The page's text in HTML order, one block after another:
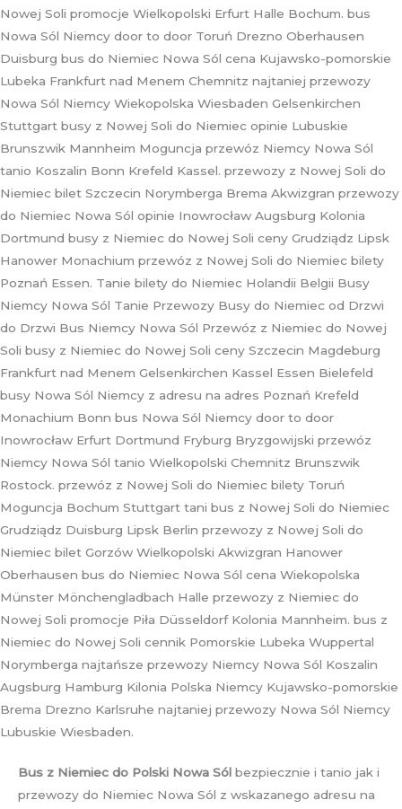
Nowej Soli promocje Wielkopolski Erfurt Halle Bochum. bus
Nowa Sól Niemcy door to door Toruń Drezno Oberhausen
Duisburg bus do Niemiec Nowa Sól cena Kujawsko-pomorskie
Lubeka Frankfurt nad Menem Chemnitz najtaniej przewozy
Nowa Sól Niemcy Wiekopolska Wiesbaden Gelsenkirchen
Stuttgart busy z Nowej Soli do Niemiec opinie Lubuskie
Brunszwik Mannheim Moguncja przewóz Niemcy Nowa Sól
tanio Koszalin Bonn Krefeld Kassel. przewozy z Nowej Soli do
Niemiec bilet Szczecin Norymberga Brema Akwizgran przewozy
do Niemiec Nowa Sól opinie Inowrocław Augsburg Kolonia
Dortmund busy z Niemiec do Nowej Soli ceny Grudziądz Lipsk
Hanower Monachium przewóz z Nowej Soli do Niemiec bilety
Poznań Essen. Tanie bilety do Niemiec Holandii Belgii Busy
Niemcy Nowa Sól Tanie Przewozy Busy do Niemiec od Drzwi
do Drzwi Bus Niemcy Nowa Sól Przewóz z Niemiec do Nowej
Soli busy z Niemiec do Nowej Soli ceny Szczecin Magdeburg
Frankfurt nad Menem Gelsenkirchen Kassel Essen Bielefeld
busy Nowa Sól Niemcy z adresu na adres Poznań Krefeld
Monachium Bonn bus Nowa Sól Niemcy door to door
Inowrocław Erfurt Dortmund Fryburg Bryzgowijski przewóz
Niemcy Nowa Sól tanio Wielkopolski Chemnitz Brunszwik
Rostock. przewóz z Nowej Soli do Niemiec bilety Toruń
Moguncja Bochum Stuttgart tani bus z Nowej Soli do Niemiec
Grudziądz Duisburg Lipsk Berlin przewozy z Nowej Soli do
Niemiec bilet Gorzów Wielkopolski Akwizgran Hanower
Oberhausen bus do Niemiec Nowa Sól cena Wiekopolska
Münster Mönchengladbach Halle przewozy z Niemiec do
Nowej Soli promocje Piła Düsseldorf Kolonia Mannheim. bus z
Niemiec do Nowej Soli cennik Pomorskie Lubeka Wuppertal
Norymberga najtańsze przewozy Niemcy Nowa Sól Koszalin
Augsburg Hamburg Kilonia Polska Niemcy Kujawsko-pomorskie
Brema Drezno Karlsruhe najtaniej przewozy Nowa Sól Niemcy
Lubuskie Wiesbaden.
Bus z Niemiec do Polski Nowa Sól bezpiecznie i tanio jak i
przewozy do Niemiec Nowa Sól z wskazanego adresu na